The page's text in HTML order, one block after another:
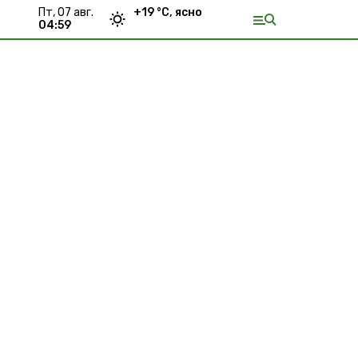
пт, 07 авг.
04:59
+19 °С, ясно